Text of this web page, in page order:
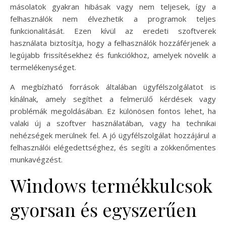
másolatok gyakran hibásak vagy nem teljesek, így a
felhasználók nem élvezhetik a programok teljes
funkcionalitását. Ezen kívül az eredeti szoftverek
használata biztosítja, hogy a felhasználók hozzáférjenek a
legújabb frissítésekhez és funkciókhoz, amelyek növelik a
termelékenységet.
A megbízható források általában ügyfélszolgálatot is
kínálnak, amely segíthet a felmerülő kérdések vagy
problémák megoldásában. Ez különösen fontos lehet, ha
valaki új a szoftver használatában, vagy ha technikai
nehézségek merülnek fel. A jó ügyfélszolgálat hozzájárul a
felhasználói elégedettséghez, és segíti a zökkenőmentes
munkavégzést.
Windows termékkulcsok
gyorsan és egyszerűen